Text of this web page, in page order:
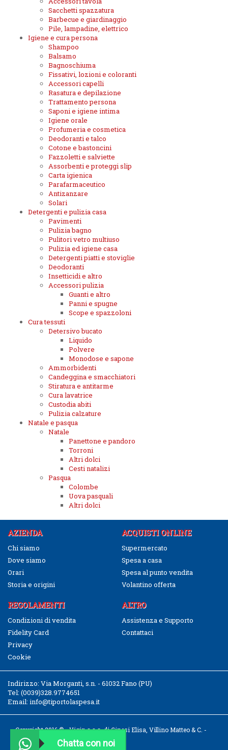
Sacchetti spazzatura
Barbecue e giardinaggio
Pile, lampadine, elettrico
Igiene e cura persona
Shampoo
Balsamo
Bagnoschiuma
Fissativi, lozioni e coloranti
Accessori capelli
Rasatura e depilazione
Trattamento persona
Saponi e igiene intima
Igiene orale
Profumeria e cosmetica
Deodoranti e talco
Cotone e bastoncini
Fazzoletti e salviette
Assorbenti e proteggi slip
Carta igienica
Parafarmaceutico
Antizanzare
Solari
Detergenti e pulizia casa
Pavimenti
Pulizia bagno
Pulitori vetro multiuso
Pulizia ed igiene casa
Detergenti piatti e stoviglie
Deodoranti
Insetticidi e altro
Accessori pulizia
Guanti e altro
Panni e spugne
Scope e spazzoloni
Cura tessuti
Detersivo bucato
Liquido
Polvere
Monodose e sapone
Ammorbidenti
Candeggina e smacchiatori
Stiratura e antitarme
Cura lavatrice
Custodia abiti
Pulizia calzature
Natale e pasqua
Natale
Panettone e pandoro
Torroni
Altri dolci
Cesti natalizi
Pasqua
Colombe
Uova pasquali
Altri dolci
AZIENDA
Chi siamo
Dove siamo
Orari
Storia e origini
ACQUISTI ONLINE
Supermercato
Spesa a casa
Spesa al punto vendita
Volantino offerta
REGOLAMENTI
Condizioni di vendita
Fidelity Card
Privacy
Cookie
ALTRO
Assistenza e Supporto
Contattaci
Indirizzo: Via Morganti, s.n. - 61032 Fano (PU)
Tel: (0039)328.9774651
Email: info@tiportolaspesa.it
Copyright 2016 © - Vigin s.a.s. di Ginesi Elisa, Villino Matteo & C. -
CF/P.IVA 02526040411Chatta con noi